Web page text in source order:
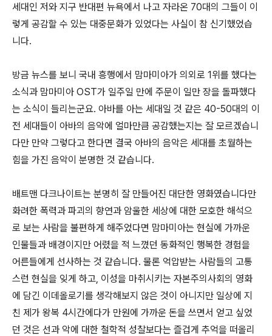
세대인 저와 지구 반대편 뉴욕에서 나고 자라온 70대의 그들이 이
렇게 공감할 수 있는 대중문화가 있었다는 사실이 참 신기했었습
니다.
방금 뉴스를 보니 국내 흥행에서 맘마미아가 의외로 1위를 했다는
소식과 맘마미아 OST가 일주일 만에 주문이 일만 장을 돌파했다
는 소식이 들리는군요. 아바를 아는 세대일 것 같은 40-50대의 이
전 세대들이 아바의 음악에 얼마만큼 공감했는지는 잘 모르겠습니
다만 만약 그렇다고 한다면 결국 아바의 음악은 세대를 초월하는
힘을 가진 음악이 분명한 것 같습니다.
배트맨 다크나이트는 분명히 잘 만들어진 대단한 영화였습니다만
화려한 폭력과 파괴의 향연과 암울한 세상에 대한 모호한 해석으
로 보는 사람을 불편하게 해주었다면 맘마미아는 현실에 가까운
인물들과 배경이지만 어렸을 적 느꼈던 동화적인 행복한 경험을
어른들에게 선사하는 것 같습니다. 물론 억압받는 사람들의 고통
스런 현실을 잊게 하고, 이성을 마취시키는 자본주의사회의 영화
에 담긴 이데올로기를 생각해보지 않은 것이 아니지만 일상에 지
친 제가 왕복 4시간에다가 만원에 가까운 돈을 쓰면서 얻고 싶었
던 것은 선과 악에 대한 철학적 성찰보다는 즐겁게 추억을 떠올리